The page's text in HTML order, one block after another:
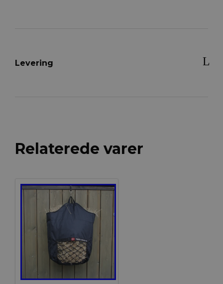
Levering
Relaterede varer